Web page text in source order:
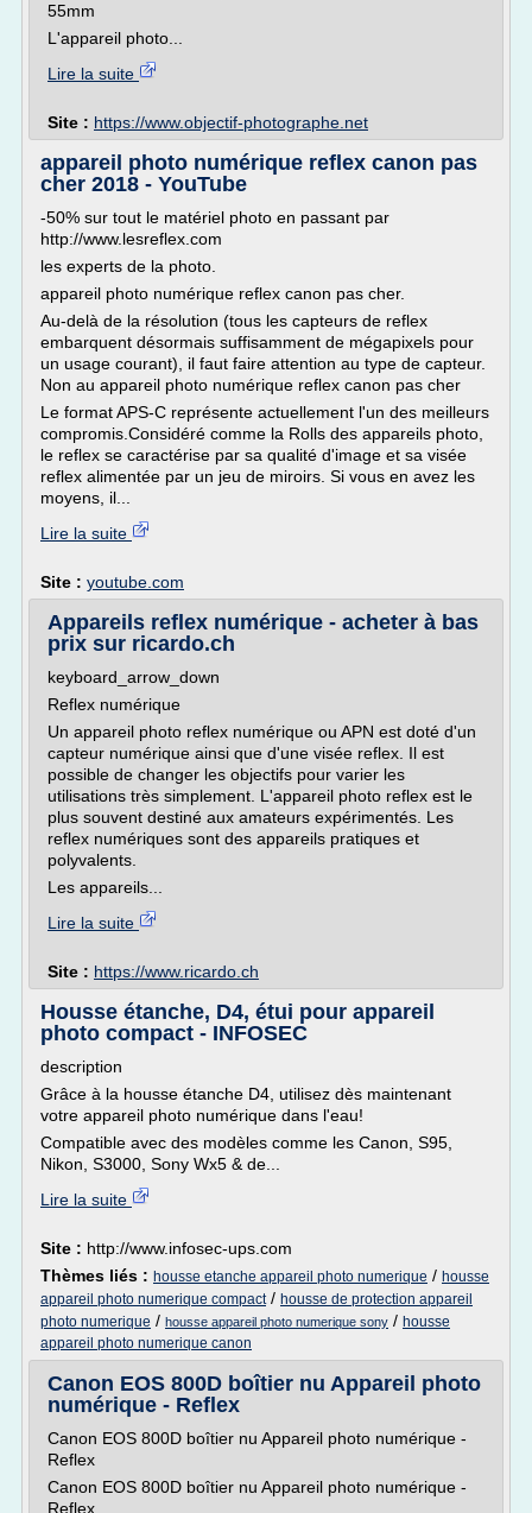
55mm
L'appareil photo...
Lire la suite
Site : https://www.objectif-photographe.net
appareil photo numérique reflex canon pas
cher 2018 - YouTube
-50% sur tout le matériel photo en passant par
http://www.lesreflex.com
les experts de la photo.
appareil photo numérique reflex canon pas cher.
Au-delà de la résolution (tous les capteurs de reflex
embarquent désormais suffisamment de mégapixels pour
un usage courant), il faut faire attention au type de capteur.
Non au appareil photo numérique reflex canon pas cher
Le format APS-C représente actuellement l'un des meilleurs
compromis.Considéré comme la Rolls des appareils photo,
le reflex se caractérise par sa qualité d'image et sa visée
reflex alimentée par un jeu de miroirs. Si vous en avez les
moyens, il...
Lire la suite
Site : youtube.com
Appareils reflex numérique - acheter à bas
prix sur ricardo.ch
keyboard_arrow_down
Reflex numérique
Un appareil photo reflex numérique ou APN est doté d'un
capteur numérique ainsi que d'une visée reflex. Il est
possible de changer les objectifs pour varier les
utilisations très simplement. L'appareil photo reflex est le
plus souvent destiné aux amateurs expérimentés. Les
reflex numériques sont des appareils pratiques et
polyvalents.
Les appareils...
Lire la suite
Site : https://www.ricardo.ch
Housse étanche, D4, étui pour appareil
photo compact - INFOSEC
description
Grâce à la housse étanche D4, utilisez dès maintenant
votre appareil photo numérique dans l'eau!
Compatible avec des modèles comme les Canon, S95,
Nikon, S3000, Sony Wx5 & de...
Lire la suite
Site : http://www.infosec-ups.com
Thèmes liés : housse etanche appareil photo numerique / housse
appareil photo numerique compact/ housse de protection appareil
photo numerique / housse appareil photo numerique sony / housse
appareil photo numerique canon
Canon EOS 800D boîtier nu Appareil photo
numérique - Reflex
Canon EOS 800D boîtier nu Appareil photo numérique -
Reflex
Canon EOS 800D boîtier nu Appareil photo numérique -
Reflex